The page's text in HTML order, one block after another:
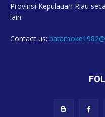
Provinsi Kepulauan Riau
lain.
Contact us: